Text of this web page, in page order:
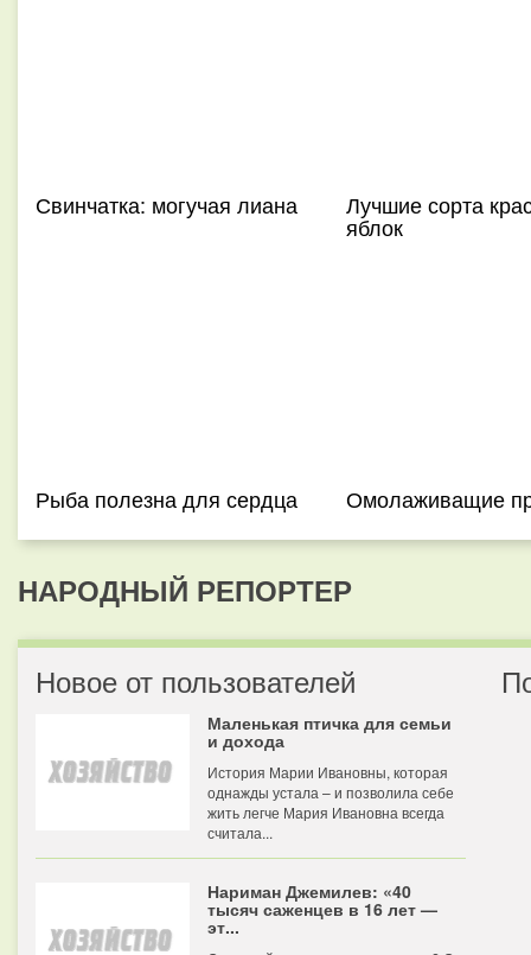
Свинчатка: могучая лиана Лучшие сорта
яблок
Рыба полезна для сердца Омолаживащие
НАРОДНЫЙ РЕПОРТЕР
Новое от пользователей
Маленькая птичка для семьи
и дохода
История Марии Ивановны, которая
однажды устала – и позволила себе
жить легче Мария Ивановна всегда
считала...
Нариман Джемилев: «40
тысяч саженцев в 16 лет —
эт...